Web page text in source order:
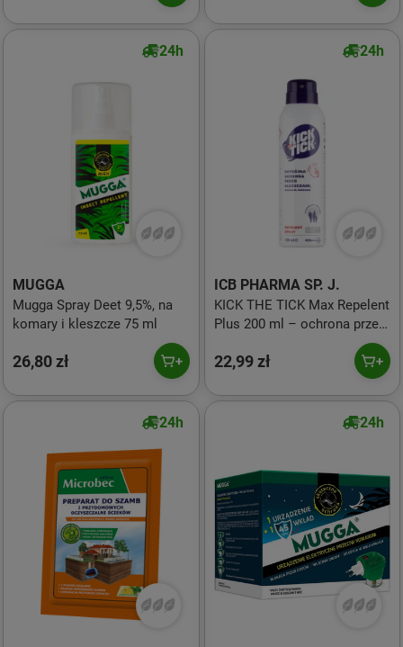
24h
MUGGA
Mugga Spray Deet 9,5%, na
komary i kleszcze 75 ml
26,80 zł
24h
ICB PHARMA SP. J.
KICK THE TICK Max Repelent
Plus 200 ml – ochrona przed
meszkami
22,99 zł
24h 24h